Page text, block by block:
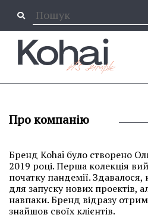
Про компанію
Бренд Kohai було створено
2019 році. Перша колекція
початку пандемії.
для запуску нових проектів,
навпаки. Бренд відразу
знайшов своїх клієнтів.